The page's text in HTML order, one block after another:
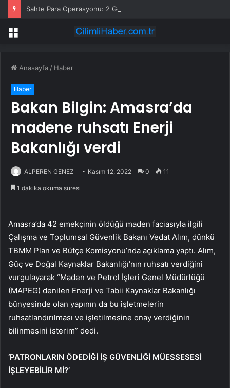
Sahte Para Operasyonu: 2 Gözaltı
Menü
Anasayfa / Haber
Haber
Bakan Bilgin: Amasra’da
madene ruhsatı Enerji
Bakanlığı verdi
ALPEREN GENEZ Kasım 12, 2022 0 11
1 dakika okuma süresi
Amasra’da 42 emekçinin öldüğü maden faciasıyla ilgili
Çalışma ve Toplumsal Güvenlik Bakanı Vedat Alım, dünkü
TBMM Plan ve Bütçe Komisyonu’nda açıklama yaptı. Alım,
Güç ve Doğal Kaynaklar Bakanlığı’nın ruhsatı verdiğini
vurgulayarak “Maden ve Petrol İşleri Genel Müdürlüğü
(MAPEG) denilen Enerji ve Tabii Kaynaklar Bakanlığı
bünyesinde olan yapının da bu işletmelerin
ruhsatlandırılması ve işletilmesine onay verdiğinin
bilinmesini isterim” dedi.
‘PATRONLARIN ÖDEDİĞİ İŞ GÜVENLİĞİ MÜESSESESİ
İŞLEYEBİLİR Mİ?’